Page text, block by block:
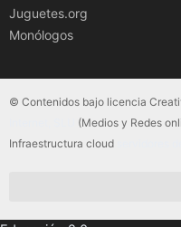
Juguetes.org
Monólogos
© Contenidos bajo licencia
(Medios y Redes
Infraestructura cloud